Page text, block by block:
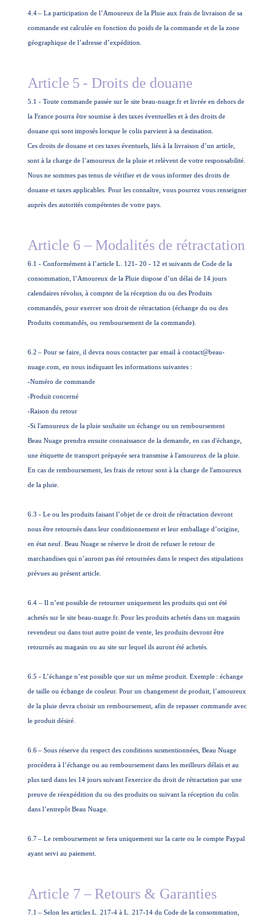
4.4– La participation de l’Amoureux de la Pluie aux frais de livraison de sa
commande est calculée en fonction du poids de la commande et de la zone
géographique de l’adresse d’expédition.
Article 5 - Droits de douane
5.1 - Toute commande passée sur le site beau-nuage.fr et livrée en dehors de
la France pourra être soumise à des taxes éventuelles et à des droits de
douane qui sont imposés lorsque le colis parvient à sa destination.
Ces droits de douane et ces taxes éventuels, liés à la livraison d’un article,
sont à la charge de l’amoureux de la pluie et relèvent de votre responsabilité.
Nous ne sommes pas tenus de vérifier et de vous informer des droits de
douane et taxes applicables. Pour les connaître, vous pourrez vous renseigner
auprès des autorités compétentes de votre pays.
Article 6 – Modalités de rétractation
6.1 - Conformément à l’article L. 121- 20 - 12 et suivants de Code de la
consommation, l’Amoureux de la Pluie dispose d’un délai de 14 jours
calendaires révolus, à compter de la réception du ou des Produits
commandés, pour exercer son droit de rétractation (échange du ou des
Produits commandés, ou remboursement de la commande).
6.2 – Pour se faire, il devra nous contacter par email à contact@beau-
nuage.com, en nous indiquant les informations suivantes :
-Numéro de commande
-Produit concerné
-Raison du retour
-Si l'amoureux de la pluie souhaite un échange ou un remboursement
Beau Nuage prendra ensuite connaissance de la demande, en cas d'échange,
une étiquette de transport prépayée sera transmise à l'amoureux de la pluie.
En cas de remboursement, les frais de retour sont à la charge de l'amoureux
de la pluie.
6.3 - Le ou les produits faisant l’objet de ce droit de rétractation devront
nous être retournés dans leur conditionnement et leur emballage d’origine,
en état neuf. Beau Nuage se réserve le droit de refuser le retour de
marchandises qui n’auront pas été retournées dans le respect des stipulations
prévues au présent article.
6.4 – Il n’est possible de retourner uniquement les produits qui ont été
achetés sur le site beau-nuage.fr. Pour les produits achetés dans un magasin
revendeur ou dans tout autre point de vente, les produits devront être
retournés au magasin ou au site sur lequel ils auront été achetés.
6.5 - L’échange n’est possible que sur un même produit. Exemple : échange
de taille ou échange de couleur. Pour un changement de produit, l’amoureux
de la pluie devra choisir un remboursement, afin de repasser commande avec
le produit désiré.
6.6– Sous réserve du respect des conditions susmentionnées, Beau Nuage
procédera à l’échange ou au remboursement dans les meilleurs délais et au
plus tard dans les 14 jours suivant l'exercice du droit de rétractation par une
preuve de réexpédition du ou des produits ou suivant la réception du colis
dans l’entrepôt Beau Nuage.
6.7– Le remboursement se fera uniquement sur la carte ou le compte Paypal
ayant servi au paiement.
Article 7 – Retours & Garanties
7.1 – Selon les articles L. 217-4 à L. 217-14 du Code de la consommation,